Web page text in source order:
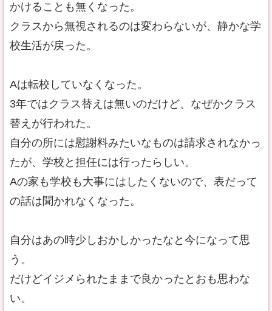
かけることも無くなった。
クラスから無視されるのは変わらないが、静かな学
校生活が戻った。
Aは転校していなくなった。
3年ではクラス替えは無いのだけど、なぜかクラス
替えが行われた。
自分の所には慰謝料みたいなものは請求されなかっ
たが、学校と担任には行ったらしい。
Aの家も学校も大事にはしたくないので、表だって
の話は聞かれなくなった。
自分はあの時少しおかしかったなと今になって思
う。
だけどイジメられたままで良かったとおも思わな
い。